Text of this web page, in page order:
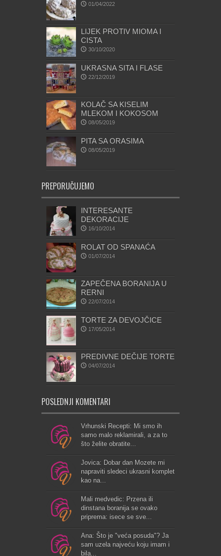
01/04/2022
LIJEK PROTIV MIOMA I
CISTA
30/10/2020
UKRASNA SITA I FLASE
22/12/2019
KOLAČ SA KISELIM
MLEKOM I KOKOSOM
08/05/2019
PITA SA ORASIMA
08/05/2019
PREPORUČUJEMO
INTERESANTE
DEKORACIJE
16/10/2014
ROLAT OD SPANAĆA
01/07/2014
ZAPEČENA BORANIJA U
RERNI
22/07/2014
TORTE ZA DEVOJČICE
17/05/2014
PREDIVNE DEČIJE TORTE
04/07/2014
POSLEDNJI KOMENTARI
Vrhunski Recepti: Mi smo ih
samo malo reklamirali, a za to
što želite obratite...
Jovica: Dobar dan Mozete mi
napraviti sledeci ukrasni komplet
kao na...
Mali medvedic: Przena ili
dinstana boranija se ovako
priprema: isece se sve...
Ana: Što je "veća posuda"? Ja
sam uzela najveću koju imam i
bila...